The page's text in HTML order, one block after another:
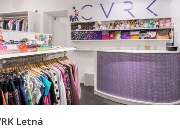
Letná